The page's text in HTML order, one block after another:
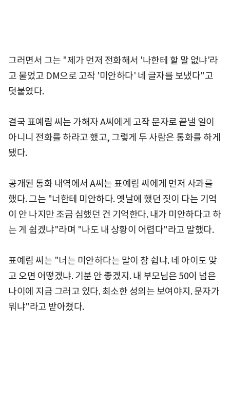
그러면서 그는 "제가 먼저 전화해서 '나한테 할 말 없냐'라
고 물었고 DM으로 고작 '미안하다' 네 글자를 보냈다"고
덧붙였다.
결국 표예림 씨는 가해자 A씨에게 고작 문자로 끝낼 일이
아니니 전화를 하라고 했고, 그렇게 두 사람은 통화를 하게
됐다.
공개된 통화 내역에서 A씨는 표예림 씨에게 먼저 사과를
했다. 그는 "너한테 미안하다. 옛날에 했던 짓이 다는 기억
이 안 나지만 조금 심했던 건 기억한다. 내가 미안하다고 하
는 게 쉽겠냐"라며 "나도 내 상황이 어렵다"라고 말했다.
표예림 씨는 "너는 미안하다는 말이 참 쉽냐. 네 아이도 맞
고 오면 어떻겠냐. 기분 안 좋겠지. 내 부모님은 50이 넘은
나이에 지금 그러고 있다. 최소한 성의는 보여야지. 문자가
뭐냐"라고 받아쳤다.